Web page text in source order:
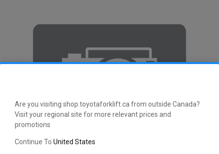
Are you visiting shop.toyotaforklift.ca from outside Canada?
Visit your regional site for more relevant prices and
promotions
Continue To United States